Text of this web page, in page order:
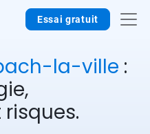
Essai gratuit
la-ville :